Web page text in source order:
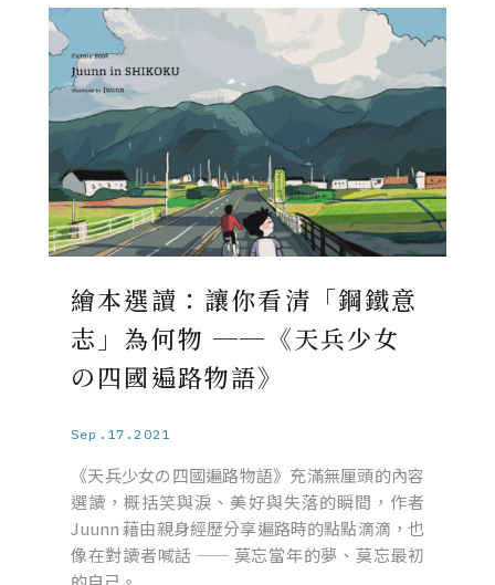
繪本選讀：讓你看清「鋼鐵意
志」為何物 ──《天兵少女
の四國遍路物語》
Sep.17.2021
《天兵少女の四國遍路物語》充滿無厘頭的內容
選讀，概括笑與淚、美好與失落的瞬間，作者
Juunn 藉由親身經歷分享遍路時的點點滴滴，也
像在對讀者喊話 —— 莫忘當年的夢、莫忘最初